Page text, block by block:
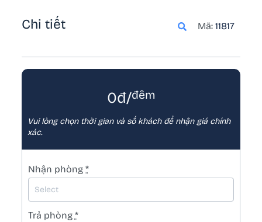
(từ bé thứ 4)
ngày về
Chi tiết Mã: 11817
0đ/đêm
Vui lòng chọn thời gian và số khách để nhận giá chính
xác.
Nhận phòng *
Trả phòng *